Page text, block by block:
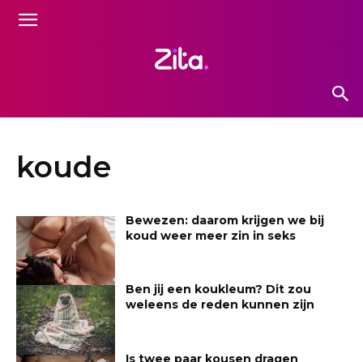
koude
Bewezen: daarom krijgen we bij
koud weer meer zin in seks
Ben jij een koukleum? Dit zou
weleens de reden kunnen zijn
Is twee paar kousen dragen